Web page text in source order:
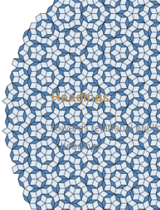
Headings
towards relational
/headings